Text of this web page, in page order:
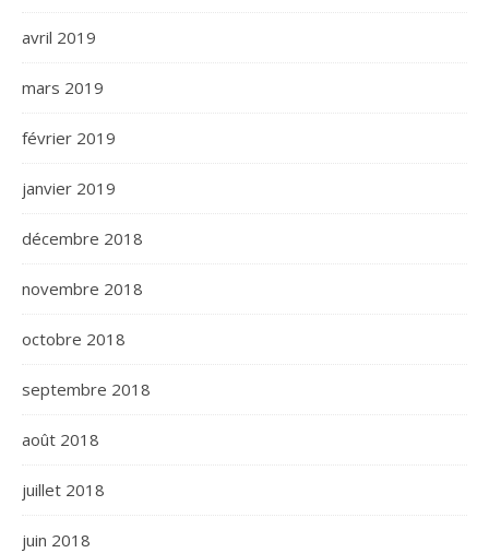
avril 2019
mars 2019
février 2019
janvier 2019
décembre 2018
novembre 2018
octobre 2018
septembre 2018
août 2018
juillet 2018
juin 2018